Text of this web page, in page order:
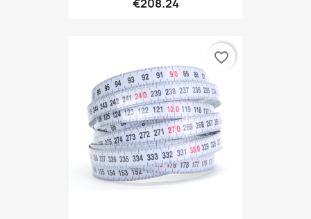
€208.24
favorite_border